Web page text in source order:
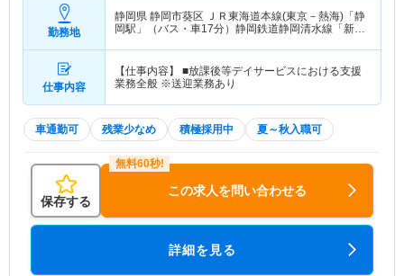
勤務地
静岡県 静岡市葵区 ＪＲ東海道本線(東京－熱海)「静
岡駅」（バス・車17分）静岡鉄道静岡清水線「新静
仕事内容
【仕事内容】 ■放課後等デイサービスにおける支援
業務全般 ※送迎業務あり
車通勤可 残業少なめ 積極採用中 夏～秋入職可
保存する
この求人を問い合わせる
詳細を見る